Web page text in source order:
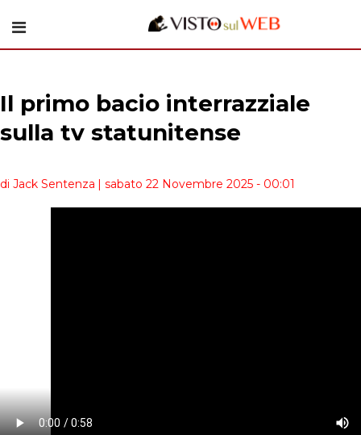
Il primo bacio interrazziale
sulla tv statunitense
di Jack Sentenza | sabato 22 Novembre 2025 - 00:01